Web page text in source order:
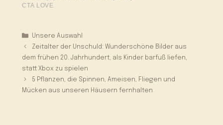
Kategorien
Unsere Auswahl
Zeitalter der Unschuld: Wunderschöne Bilder aus
dem frühen 20. Jahrhundert, als Kinder barfuß liefen,
statt Xbox zu spielen
5 Pflanzen, die Spinnen, Ameisen, Fliegen und
Mücken aus unseren Häusern fernhalten